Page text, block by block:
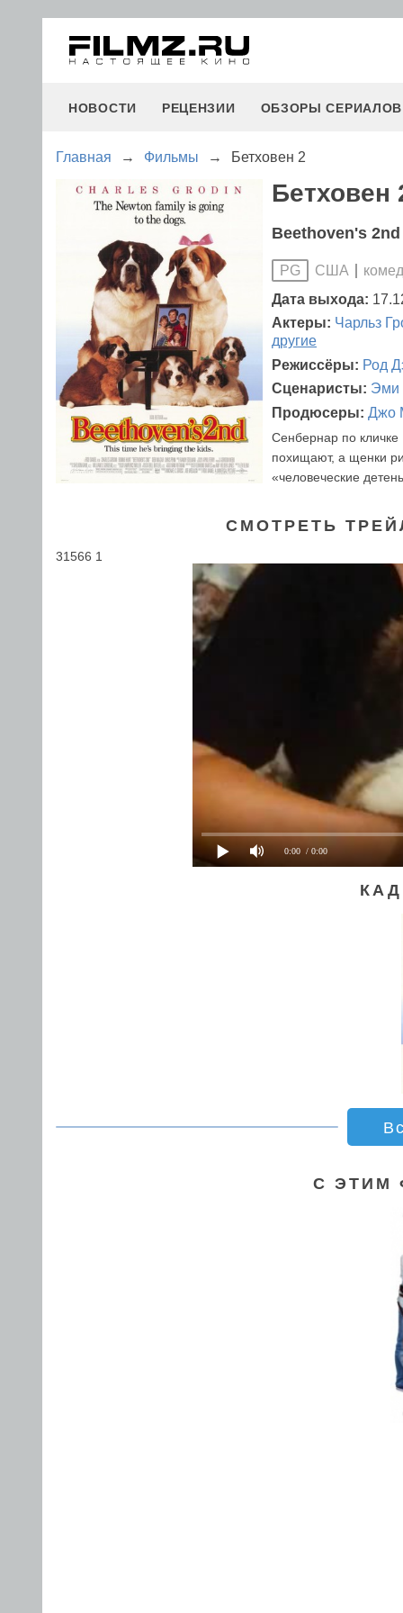
НОВОСТИ РЕЦЕНЗИИ ОБЗОРЫ СЕРИАЛОВ
Главная → Фильмы → Бетховен 2
Бетховен
Beethoven's 2nd
PG США
Дата выхода:
Актеры: Чарльз
другие
Режиссёры: Род
Сценаристы: Эми
Продюсеры: Джо
Сенбернар по кличке
похищают, а щенки
«человеческие
СМОТРЕТЬ
31566 1
0:00 / 0:00
С ЭТИМ